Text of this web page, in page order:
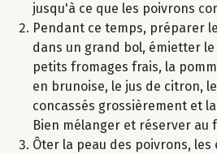
jusqu'à ce que les poivrons
Pendant ce temps, préparer
dans un grand bol, émietter
petits fromages frais, la
en brunoise, le jus de citron,
concassés grossièrement et
Bien mélanger et réserver au
Ôter la peau des poivrons,